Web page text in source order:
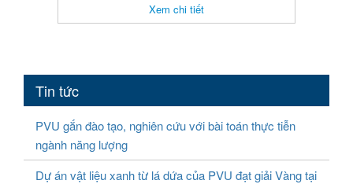
Xem chi tiết
Tin tức
PVU gắn đào tạo, nghiên cứu với bài toán thực tiễn
ngành năng lượng
Dự án vật liệu xanh từ lá dứa của PVU đạt giải Vàng tại